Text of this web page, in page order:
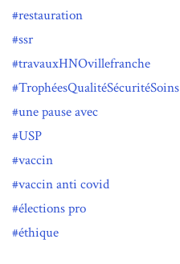
restauration
ssr
travauxHNOvillefranche
TrophéesQualitéSécuritéSoins
une pause avec
USP
vaccin
vaccin anti covid
élections pro
éthique